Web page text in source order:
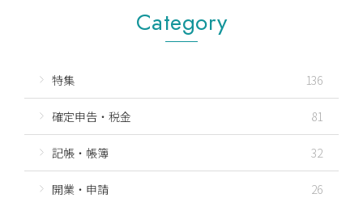
Category
特集 136
確定申告・税金 81
記帳・帳簿 32
開業・申請 26